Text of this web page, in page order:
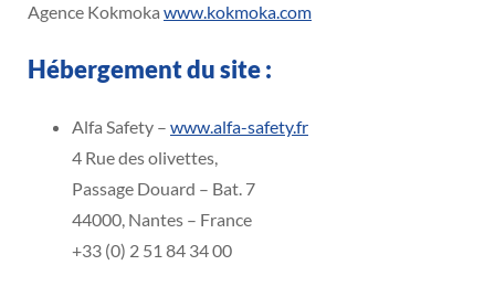
Agence Kokmoka www.kokmoka.com
Hébergement du site :
Alfa Safety – www.alfa-safety.fr
4 Rue des olivettes,
Passage Douard – Bat. 7
44000, Nantes – France
+33 (0) 2 51 84 34 00